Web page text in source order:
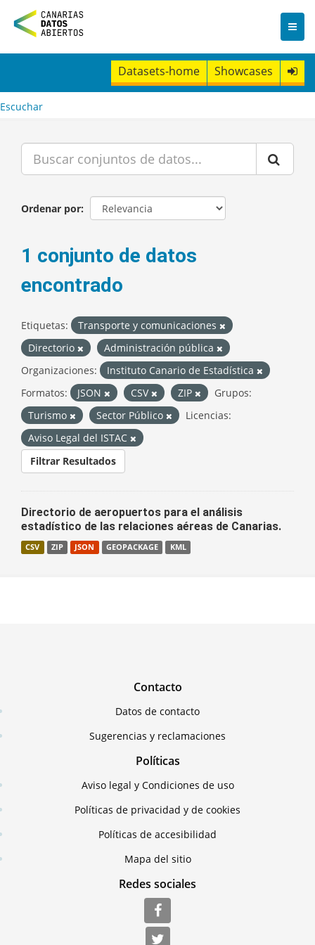
n
t
Datasets-home Showcases
Escuchar
Ordenar por
1 conjunto de datos
encontrado
Etiquetas:
Transporte y comunicaciones
Directorio
Administración pública
Organizaciones:
Instituto Canario de Estadística
Formatos:
JSON CSV ZIP
Grupos:
Turismo
Sector Público
Licencias:
Aviso Legal del ISTAC
Filtrar Resultados
Directorio de aeropuertos para el análisis
estadístico de las relaciones aéreas de Canarias.
CSV ZIP JSON GEOPACKAGE KML
Contacto
Datos de contacto
Sugerencias y reclamaciones
Políticas
Aviso legal y Condiciones de uso
Políticas de privacidad y de cookies
Políticas de accesibilidad
Mapa del sitio
Redes sociales